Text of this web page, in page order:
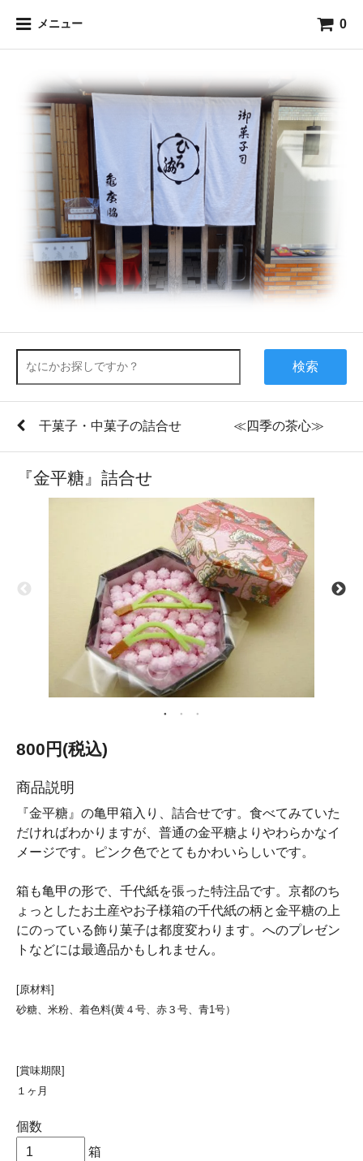
メニュー 0
検索
干菓子・中菓子の詰合せ ≪四季の茶心≫
『金平糖』詰合せ
800円(税込)
商品説明
『金平糖』の亀甲箱入り、詰合せです。食べてみていた
だければわかりますが、普通の金平糖よりやわらかなイ
メージです。ピンク色でとてもかわいらしいです。
箱も亀甲の形で、千代紙を張った特注品です。京都のち
ょっとしたお土産やお子様箱の千代紙の柄と金平糖の上
にのっている飾り菓子は都度変わります。へのプレゼン
トなどには最適品かもしれません。
[原材料]
砂糖、米粉、着色料(黄４号、赤３号、青1号）
[賞味期限]
１ヶ月
個数
箱